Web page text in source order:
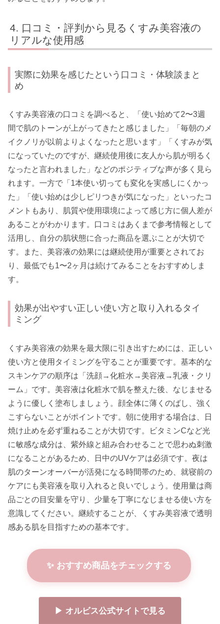
口コミ・評判から見るくすみ美容液の
リアルな使用感
実際に効果を感じたという口コミ・体験談まと
め
くすみ美容液の口コミを調べると、「使い始めて2〜3週
間で肌のトーンが上がってきたと感じました」「毎朝のメ
イクノリが以前よりよくなったと思います」「くすみが気
になっていたのですが、継続使用後に友人から肌が明るく
なったと言われました」などのポジティブな声が多く見ら
れます。一方で「1本使い切っても変化を実感しにくかっ
た」「使い始めは少しピリつきが気になった」といったコ
メントもあり、肌質や使用環境によって感じ方に個人差が
あることがわかります。口コミはあくまで参考情報として
活用し、自分の肌状態に合った商品を選ぶことが大切で
す。また、美容液の効果には継続使用が重要とされてお
り、最低でも1〜2ヶ月は続けてみることをおすすめしま
す。
効果が出やすい正しい使い方と取り入れるタイ
ミング
くすみ美容液の効果を最大限に引き出すためには、正しい
使い方と使用タイミングを守ることが重要です。基本的な
スキンケアの順序は「洗顔→化粧水→美容液→乳液・クリ
ーム」です。美容液は化粧水で肌を整えた後、なじませる
ように優しく塗布しましょう。顔全体に薄くのばし、強く
こすらないことがポイントです。朝に使用する場合は、日
焼け止めを必ず重ねることが大切です。ビタミンCなど光
に敏感な成分は、紫外線と組み合わせることで思わぬ刺激
になることがあるため、日中のUVケアは必須です。夜は
肌のターンオーバーが活発になる時間帯のため、就寝前の
ケアにも美容液を取り入れると良いでしょう。使用量は商
品ごとの目安量を守り、少量を丁寧になじませる使い方を
意識してください。継続することが、くすみ美容液で透明
感ある肌を目指すための基本です。
✨ おすすめ商品をチェックする
▶ オルビス公式サイトで見る